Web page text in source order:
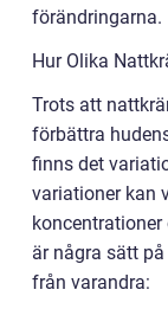
förändringarna.
Hur Olika
Trots att
förbättra
finns det
variationer kan
är några sätt
från varandra: